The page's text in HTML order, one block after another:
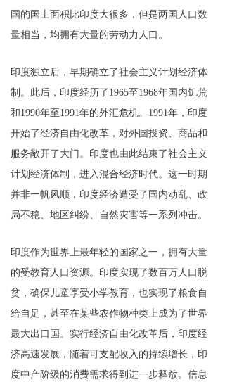
国的国土面积比印度大很多，但是两国人口数
量相当，均拥有大量的劳动力人口。
印度独立后，早期确立了社会主义计划经济体
制。此后，印度经历了1965至1968年国内饥荒
和1990年至1991年的外汇危机。1991年，印度
开始了经济自由化改革，对外国投资、商品和
服务敞开了大门。印度也由此结束了社会主义
计划经济体制，进入混合经济时代。这一时期
并非一帆风顺，印度经济遭受了国内动乱、政
局不稳、地区纠纷、自然灾害等一系列冲击。
印度作为世界上最年轻的国家之一，拥有大量
的受教育人口资源。印度实现了数百万人口脱
贫，确保儿童享受小学教育，也实现了粮食自
给自足，甚至在某些农作物种类上成为了世界
最大出口国。实行经济自由化改革后，印度经
济高速发展，随着可支配收入的持续增长，印
度中产阶级的消费需求得到进一步释放。信息